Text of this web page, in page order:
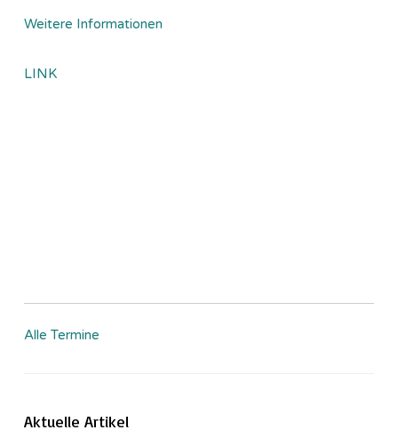
Weitere Informationen
LINK
Alle Termine
Aktuelle Artikel